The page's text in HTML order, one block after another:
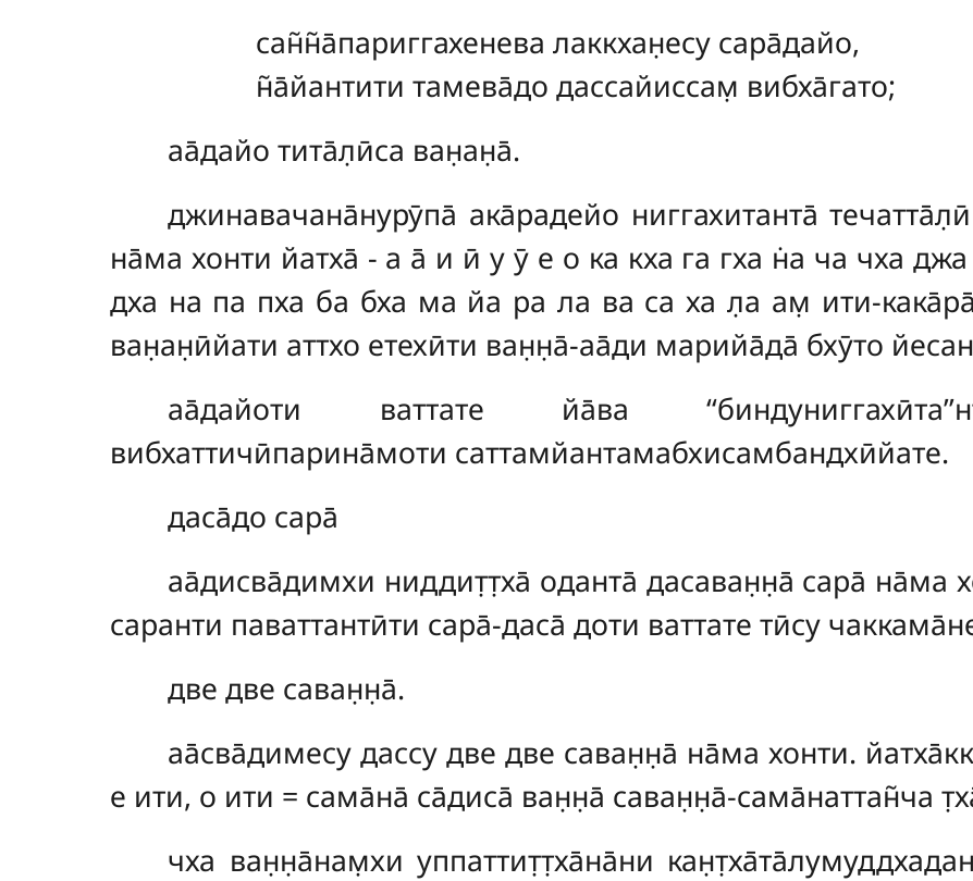
сан̃н̃а̄париггахенева лаккхан̣есу сара̄дайо,
н̃а̄йантити тамева̄до дассайиссам̣ вибха̄гато;
аа̄дайо тита̄л̣ӣса ван̣ан̣а̄.
джинавачана̄нурӯпа̄ ака̄радейо ниггахитанта̄
на̄ма хонти йатха̄ - а а̄ и ӣ у ӯ е о ка кха га гха н̇а ча чха
дха на па пха ба бха ма йа ра ла ва са ха л̣а ам̣ ити-
ван̣ан̣ӣйати аттхо етехӣти ван̣н̣а̄-аа̄ди марийа̄да̄ бхӯто
аа̄дайоти ваттате йа̄ва
вибхаттичӣпарина̄моти саттамйантамабхисамбандхӣйате.
даса̄до сара̄
аа̄дисва̄димхи ниддит̣т̣ха̄ оданта̄ дасаван̣н̣а̄ сара̄ на̄ма
саранти паваттантӣти сара̄-даса̄ доти ваттате тӣсу
две две саван̣н̣а̄.
аа̄сва̄димесу дассу две две саван̣н̣а̄ на̄ма хонти.
е ити, о ити = сама̄на̄ са̄диса̄ ван̣н̣а̄ саван̣н̣а̄-сама̄наттан̃ча
чха ван̣н̣а̄нам̣хи уппаттит̣т̣ха̄на̄ни